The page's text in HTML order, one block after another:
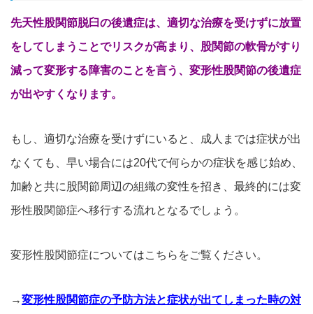
先天性股関節脱臼の後遺症は、適切な治療を受けずに放置
をしてしまうことでリスクが高まり、股関節の軟骨がすり
減って変形する障害のことを言う、変形性股関節の後遺症
が出やすくなります。
もし、適切な治療を受けずにいると、成人までは症状が出
なくても、早い場合には20代で何らかの症状を感じ始め、
加齢と共に股関節周辺の組織の変性を招き、最終的には変
形性股関節症へ移行する流れとなるでしょう。
変形性股関節症についてはこちらをご覧ください。
→変形性股関節症の予防方法と症状が出てしまった時の対